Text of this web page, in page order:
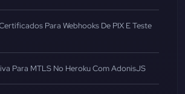
Para Webhooks De PIX E Teste
Para MTLS No Heroku Com AdonisJS